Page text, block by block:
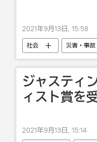
2021年9月13日, 15:58
社会 災害・事
ジャスティ
ィスト賞を
2021年9月13日, 15:14